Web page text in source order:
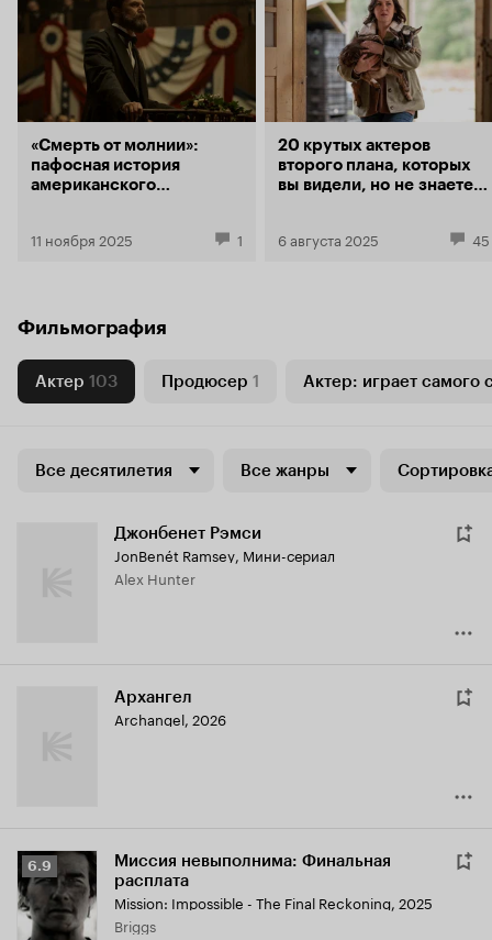
«Смерть от молнии»:
пафосная история
американского
11 ноября 2025 1
20 крутых актеров
второго плана, которых
вы видели, но не знаете
6 августа 2025 45
Фильмография
Актер 103 Продюсер 1 Актер: играет самого
Все десятилетия Все жанры
Джонбенет Рэмси
JonBenét Ramsey, Мини-сериал
Alex Hunter
Архангел
Archangel, 2026
Рейтинг
Кинопоиска
6.9
6.9
Миссия невыполнима: Финальная
расплата
Mission: Impossible - The Final Reckoning, 2025
Briggs